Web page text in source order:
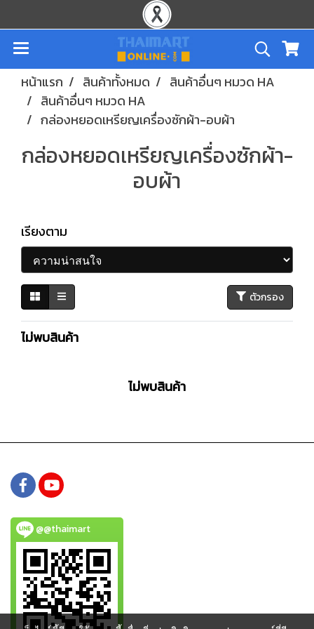
หน้าแรก สินค้าทั้งหมด
สินค้าอื่นๆ หมวด HA
สินค้าอื่นๆ หมวด HA
กล่องหยอดเหรียญเครื่องซักผ้า-อบผ้า
กล่องหยอดเหรียญเครื่องซักผ้า-
อบผ้า
เรียงตาม
ตัวกรอง
ไม่พบสินค้า
ไม่พบสินค้า
@@thaimart